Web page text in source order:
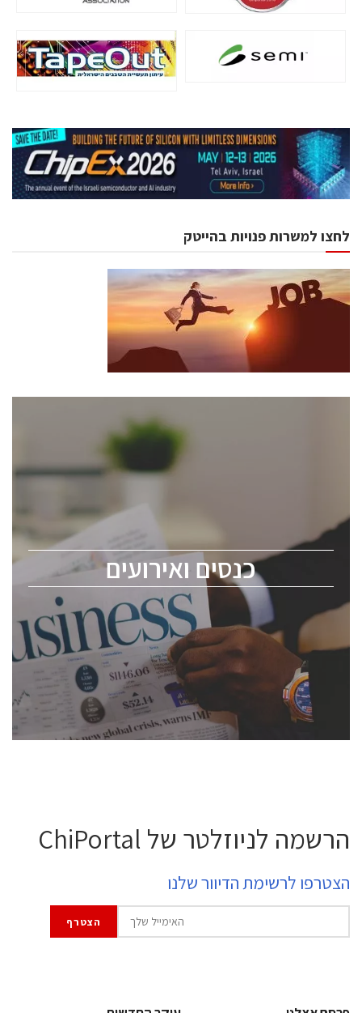
לחצו למשרות פנויות בהייטק
כנסים ואירועים
כנסים ואירועים
לכל העוסקים בתעשיית הסמיקונדקטור כולל מהנדסים,
ChipEx2026 will be held on May 12-13, 2026. The
conference is intended for everyone involved in the
semiconductor industry, including engineers,
professional experts, and senior executives.
לחץ לפרטים
הרשמה לניוזלטר של ChiPortal
הצטרפו לרשימת הדיוור שלנו